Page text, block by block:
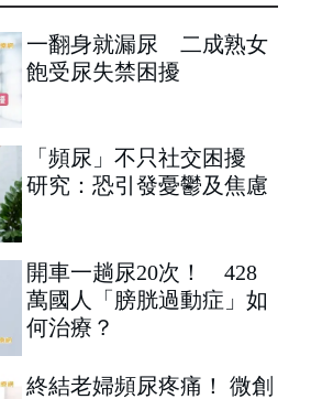
一翻身就漏尿 二成熟女
飽受尿失禁困擾
「頻尿」不只社交困擾
研究：恐引發憂鬱及焦慮
開車一趟尿20次！ 428
萬國人「膀胱過動症」如
何治療？
終結老婦頻尿疼痛！ 微創